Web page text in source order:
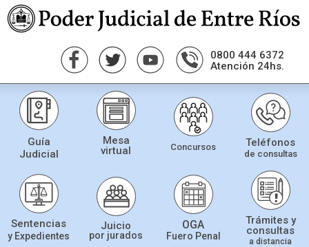
0800 444 6372
Atención 24hs.
Guía
Judicial
Mesa
virtual
Concursos Teléfonos
de consultas
Sentencias
y Expedientes
Juicio
por jurados
OGA
Fuero Penal
Trámites y
consultas
a distancia